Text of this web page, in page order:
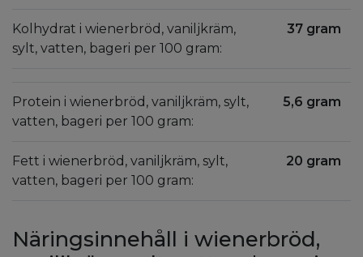
Kolhydrat i wienerbröd, vaniljkräm,
sylt, vatten, bageri per 100 gram:
37 gram
Protein i wienerbröd, vaniljkräm, sylt,
vatten, bageri per 100 gram:
5,6 gram
Fett i wienerbröd, vaniljkräm, sylt,
vatten, bageri per 100 gram:
20 gram
Näringsinnehåll i wienerbröd,